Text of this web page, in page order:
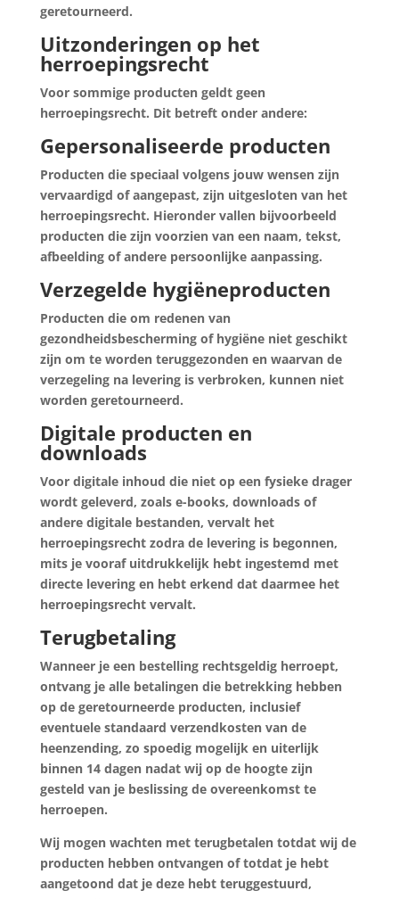
geretourneerd.
Uitzonderingen op het
herroepingsrecht
Voor sommige producten geldt geen
herroepingsrecht. Dit betreft onder andere:
Gepersonaliseerde producten
Producten die speciaal volgens jouw wensen zijn
vervaardigd of aangepast, zijn uitgesloten van het
herroepingsrecht. Hieronder vallen bijvoorbeeld
producten die zijn voorzien van een naam, tekst,
afbeelding of andere persoonlijke aanpassing.
Verzegelde hygiëneproducten
Producten die om redenen van
gezondheidsbescherming of hygiëne niet geschikt
zijn om te worden teruggezonden en waarvan de
verzegeling na levering is verbroken, kunnen niet
worden geretourneerd.
Digitale producten en
downloads
Voor digitale inhoud die niet op een fysieke drager
wordt geleverd, zoals e-books, downloads of
andere digitale bestanden, vervalt het
herroepingsrecht zodra de levering is begonnen,
mits je vooraf uitdrukkelijk hebt ingestemd met
directe levering en hebt erkend dat daarmee het
herroepingsrecht vervalt.
Terugbetaling
Wanneer je een bestelling rechtsgeldig herroept,
ontvang je alle betalingen die betrekking hebben
op de geretourneerde producten, inclusief
eventuele standaard verzendkosten van de
heenzending, zo spoedig mogelijk en uiterlijk
binnen 14 dagen nadat wij op de hoogte zijn
gesteld van je beslissing de overeenkomst te
herroepen.
Wij mogen wachten met terugbetalen totdat wij de
producten hebben ontvangen of totdat je hebt
aangetoond dat je deze hebt teruggestuurd,